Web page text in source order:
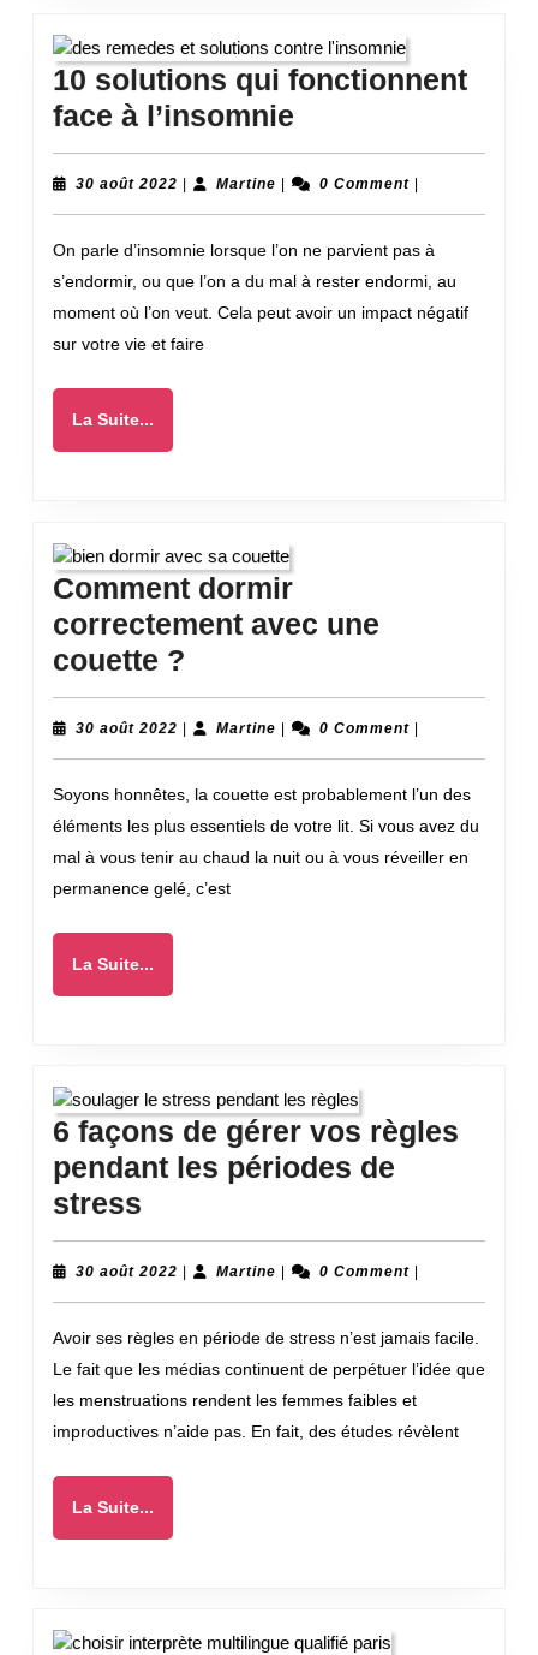
10 solutions qui fonctionnent
face à l’insomnie
solutions
qui
fonctionnent
face
à
l’insomnie
30 août 2022 30
Martine Martine0 Comment
On parle d’insomnie lorsque l’on ne parvient pas à
s’endormir, ou que l’on a du mal à rester endormi, au
moment où l’on veut. Cela peut avoir un impact négatif
sur votre vie et faire
La Suite...
Suite...
Comment dormir
correctement avec une
couette ?
dormir
correctement
avec
une
couette
?
30 août 2022 30
| Martine Martine
| 0 Comment |
Soyons honnêtes, la couette est probablement l’un des
éléments les plus essentiels de votre lit. Si vous avez du
mal à vous tenir au chaud la nuit ou à vous réveiller en
permanence gelé, c’est
La Suite...
Suite...
6 façons de gérer vos règles
pendant les périodes de
stress
façons
de
gérer
vos
règles
pendant
périodes
30 août 2022 30
| Martine Martine
| 0 Comment |
Avoir ses règles en période de stress n’est jamais facile.
Le fait que les médias continuent de perpétuer l’idée que
les menstruations rendent les femmes faibles et
improductives n’aide pas. En fait, des études révèlent
La Suite...
Suite...